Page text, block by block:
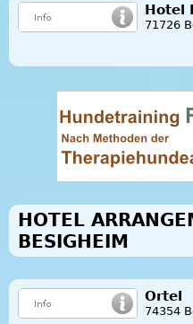
Hotel
71726
HOTEL
BESIGHEIM
Ortel
74354